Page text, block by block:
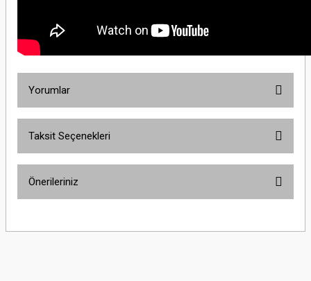
Yorumlar
Taksit Seçenekleri
Önerileriniz
yetersiz gördüğünüz noktaları öneri formunu kullanarak tarafımıza